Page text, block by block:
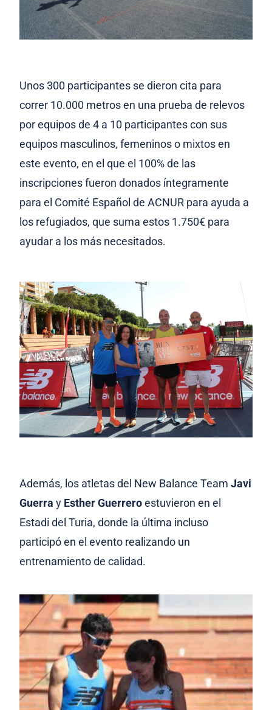
Unos 300 participantes se dieron cita para
correr 10.000 metros en una prueba de relevos
por equipos de 4 a 10 participantes con sus
equipos masculinos, femeninos o mixtos en
este evento, en el que el 100% de las
inscripciones fueron donados íntegramente
para el Comité Español de ACNUR para ayuda a
los refugiados, que suma estos 1.750€ para
ayudar a los más necesitados.
Además, los atletas del New Balance TeamJavi
Guerra y Esther Guerreroestuvieron en el
Estadi del Turia, donde la última incluso
participó en el evento realizando un
entrenamiento de calidad.